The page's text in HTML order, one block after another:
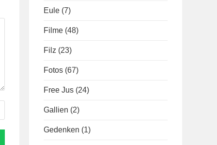
Eule (7)
Filme (48)
Filz (23)
Fotos (67)
Free Jus (24)
Gallien (2)
Gedenken (1)